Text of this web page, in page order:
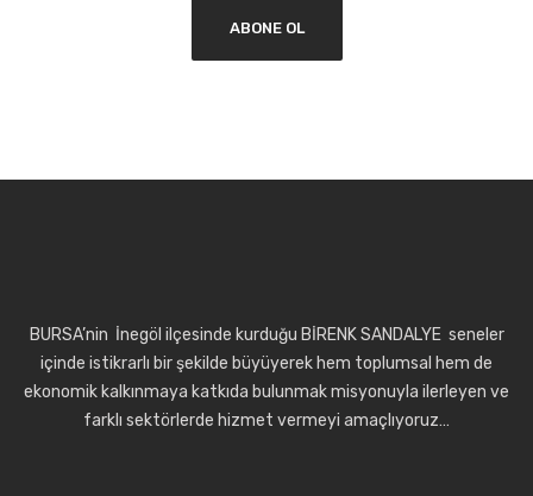
BURSA’nin İnegöl ilçesinde kurduğu BİRENK SANDALYE seneler
içinde istikrarlı bir şekilde büyüyerek hem toplumsal hem de
ekonomik kalkınmaya katkıda bulunmak misyonuyla ilerleyen ve
farklı sektörlerde hizmet vermeyi amaçlıyoruz…